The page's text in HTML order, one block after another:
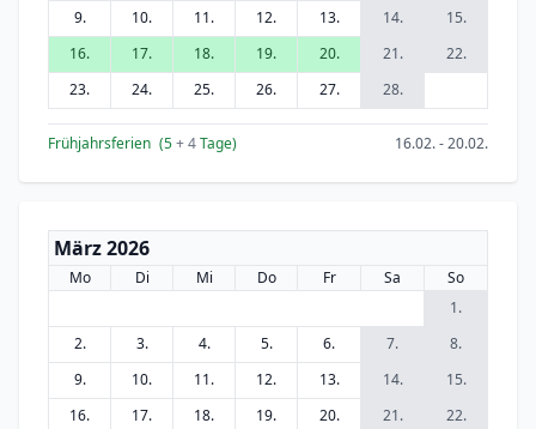
9.
10. 11. 12. 13. 14.
15.
16.
17. 18. 19. 20. 21.
22.
23.
24. 25. 26. 27. 28.
Frühjahrsferien (5+ 4Tage) 16.02. - 20.02.
März 2026
Mo Di Mi Do Fr Sa
So
1.
2.
3. 4. 5. 6. 7.
8.
9.
10. 11. 12. 13. 14.
15.
16.
17. 18. 19. 20. 21.
22.